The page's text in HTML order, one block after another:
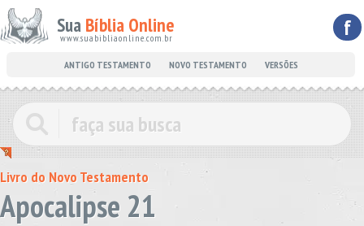
Sua Bíblia Online
www.suabibliaonline.com.br f
ANTIGO TESTAMENTO NOVO TESTAMENTO VERSÕES
Livro do Novo Testamento
Apocalipse 21